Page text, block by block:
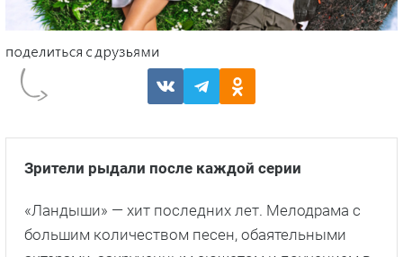
Зрители рыдали после каждой серии
«Ландыши» — хит последних лет. Мелодрама с
большим количеством песен, обаятельными